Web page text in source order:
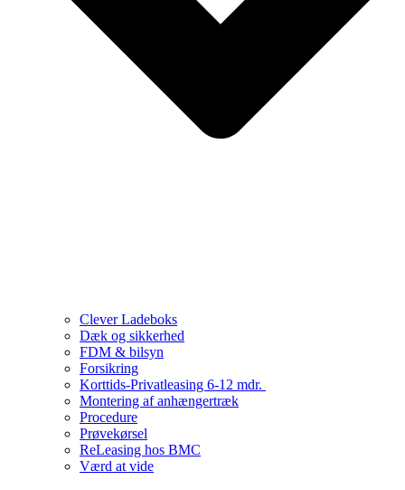
Clever Ladeboks
Dæk og sikkerhed
FDM & bilsyn
Forsikring
Korttids-Privatleasing 6-12 mdr.
Montering af anhængertræk
Procedure
Prøvekørsel
ReLeasing hos BMC
Værd at vide